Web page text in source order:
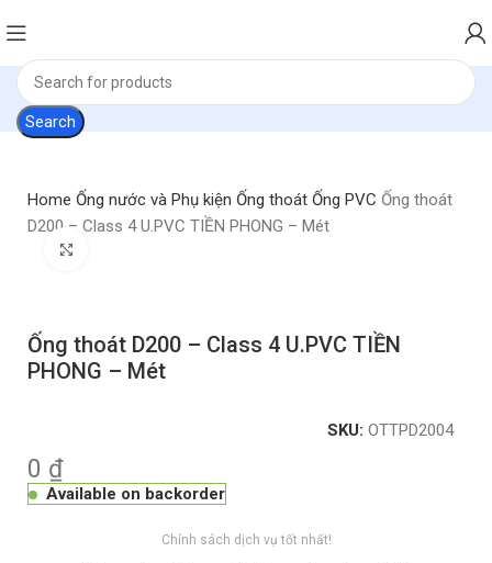
Search
Home Ống nước và Phụ kiện Ống thoát Ống PVC Ống thoát
D200 – Class 4 U.PVC TIỀN PHONG – Mét
Ống thoát D200 – Class 4 U.PVC TIỀN
PHONG – Mét
SKU: OTTPD2004
0 ₫
Available on backorder
Chính sách dịch vụ tốt nhất!